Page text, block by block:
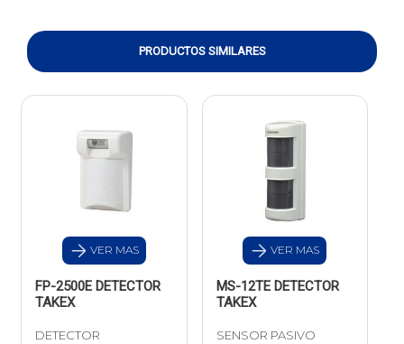
PRODUCTOS SIMILARES
VER MAS
FP-2500E DETECTOR
TAKEX
DETECTOR
VER MAS
MS-12TE DETECTOR
TAKEX
SENSOR PASIVO